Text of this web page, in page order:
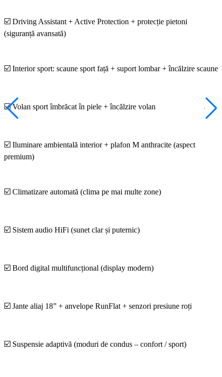
☑️ Driving Assistant + Active Protection + protecție pietoni
(siguranță avansată)
☑️ Interior sport: scaune sport față + suport lombar + încălzire scaune
☑️ Volan sport îmbrăcat în piele + încălzire volan
☑️ Iluminare ambientală interior + plafon M anthracite (aspect
premium)
☑️ Climatizare automată (clima pe mai multe zone)
☑️ Sistem audio HiFi (sunet clar și puternic)
☑️ Bord digital multifuncțional (display modern)
☑️ Jante aliaj 18” + anvelope RunFlat + senzori presiune roți
☑️ Suspensie adaptivă (moduri de condus – confort / sport)